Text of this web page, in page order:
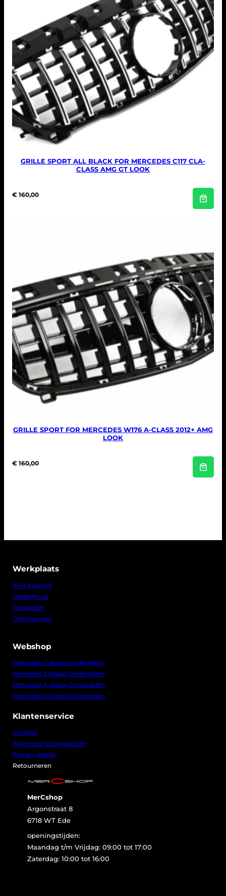
GRILLE SPORT ALL BLACK FOR MERCEDES C117 CLA-
CLASS AMG GT LOOK
€ 160,00
GRILLE SPORT FOR MERCEDES W176 A-CLASS 2012+ AMG
LOOK
€ 160,00
Werkplaats
APK Keuring
Onderhoud
Reparaties
Ontchromen
Webshop
Mercedes C klasse onderdelen
Mercedes E klasse Onderdelen
Mercedes A klasse Onderdelen
Mercedes G klasse Onderdelen
Klantenservice
Contact
Algemene Voorwaarden
Privacy beleid
Retourneren
MerCshop
Argonstraat 8
6718 WT Ede
openingstijden:
Maandag t/m Vrijdag: 09:00 tot 17:00
Zaterdag: 10:00 tot 16:00